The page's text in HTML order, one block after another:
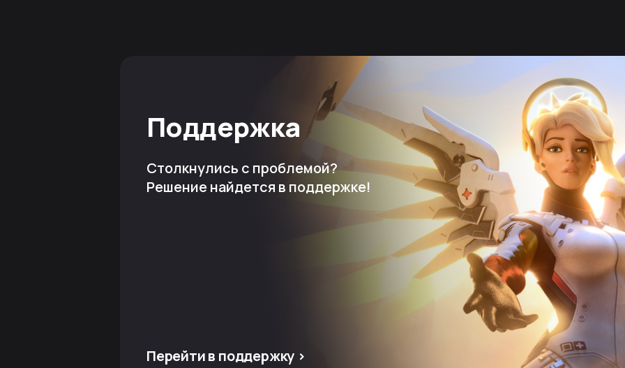
Поддержка
Столкнулись с проблемой?
Решение найдется в поддержке!
Перейти в поддержку >